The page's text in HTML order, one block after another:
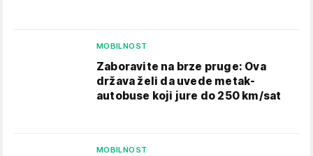
MOBILNOST
Zaboravite na brze pruge: Ova
država želi da uvede metak-
autobuse koji jure do 250 km/sat
MOBILNOST